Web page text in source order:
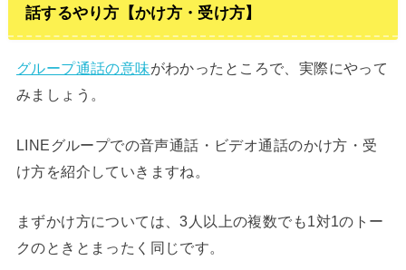
話するやり方【かけ方・受け方】
グループ通話の意味がわかったところで、実際にやって
みましょう。
LINEグループでの音声通話・ビデオ通話のかけ方・受
け方を紹介していきますね。
まずかけ方については、3人以上の複数でも1対1のトー
クのときとまったく同じです。